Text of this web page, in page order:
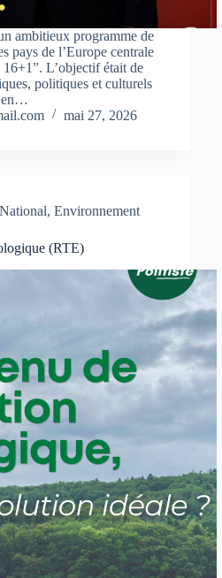
ambitieux programme de
pays de l’Europe centrale
L’objectif était de
politiques et culturels
en…
mai 27, 2026
National, Environnement
(RTE)